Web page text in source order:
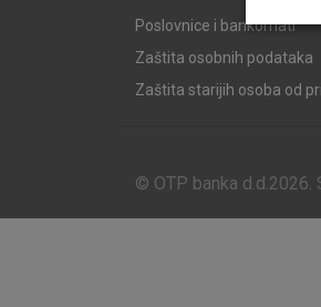
Poslovnice i bankomati
Zaštita osobnih podataka
Zaštita starijih osoba od
© OTP banka d.d.2026.